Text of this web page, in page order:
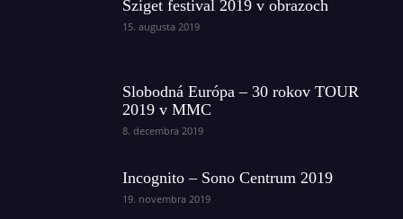
Sziget festival 2019 v obrazoch
15. augusta 2019
Slobodná Európa – 30 rokov TOUR
2019 v MMC
8. decembra 2019
Incognito – Sono Centrum 2019
19. novembra 2019